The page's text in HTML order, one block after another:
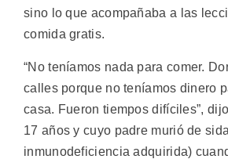
sino lo que acompañaba a las
comida gratis.
“No teníamos nada para comer.
calles porque no teníamos dinero
casa. Fueron tiempos difíciles”,
17 años y cuyo padre murió de
inmunodeficiencia adquirida)